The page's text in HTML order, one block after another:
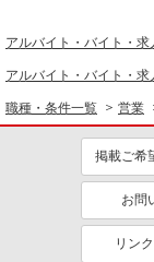
アルバイト・バイト・求
アルバイト・バイト・求
職種・条件一覧 営業
掲載ご希
お問
リン